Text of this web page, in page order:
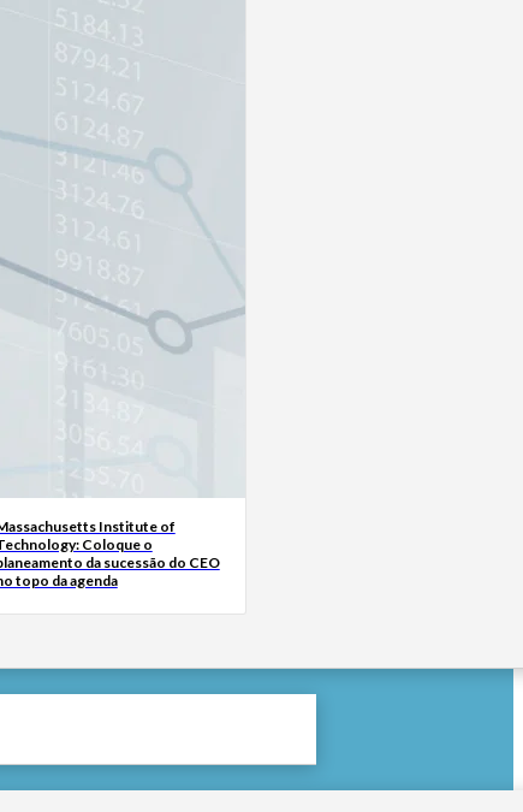
Institute of
Coloque o
da sucessão do CEO
topo da agenda